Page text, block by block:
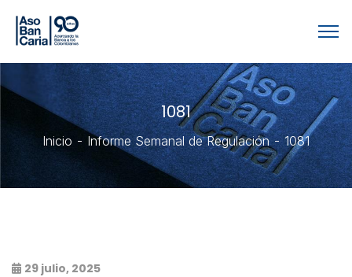
1081
Inicio Informe Semanal de Regulación 1081
29 julio, 2025